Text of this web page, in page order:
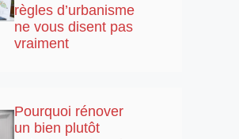
règles d’urbanisme
ne vous disent pas
vraiment
Pourquoi rénover
un bien plutôt